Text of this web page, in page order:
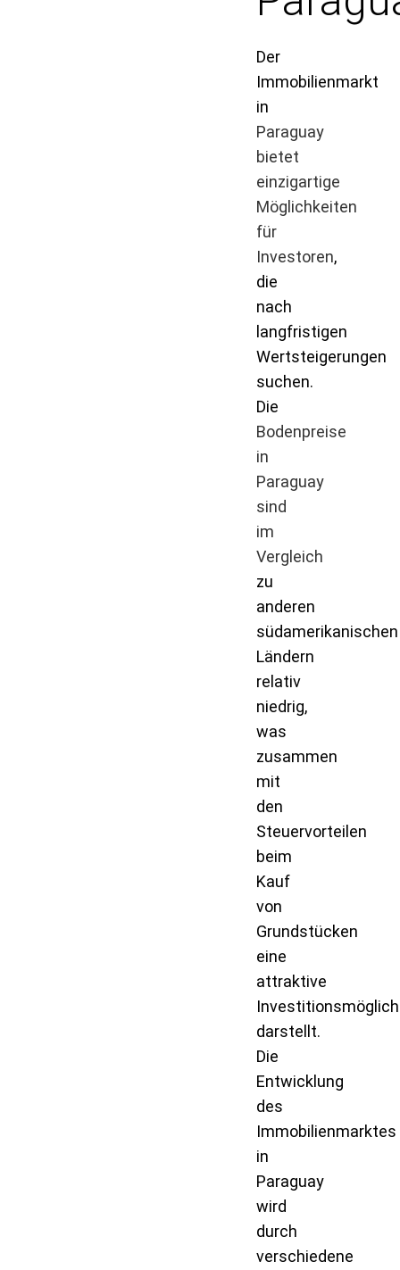
Der
Immobilienmarkt
in
Paraguay
bietet
einzigartige
Möglichkeiten
für
Investoren,
die
nach
langfristigen
Wertsteigerungen
suchen.
Die
Bodenpreise
in
Paraguay
sind
im
Vergleich
zu
anderen
südamerikanischen
Ländern
relativ
niedrig,
was
zusammen
mit
den
Steuervorteilen
beim
Kauf
von
Grundstücken
eine
attraktive
darstellt.
Die
Entwicklung
des
Immobilienmarktes
in
Paraguay
wird
durch
verschiedene